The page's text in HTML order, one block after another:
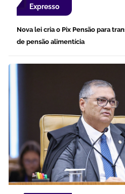
Expresso
Nova lei cria o Pix Pensão para
de pensão alimentícia